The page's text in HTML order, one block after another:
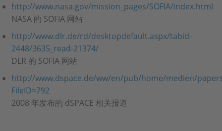
http://www.nasa.gov/mission_pages/SOFIA/index.html
NASA 的 SOFIA 网站
http://www.dlr.de/rd/desktopdefault.aspx/tabid-
2448/3635_read-21374/
DLR 的 SOFIA 网站
http://www.dspace.de/ww/en/pub/home/medien/
FileID=792
2008 年发布的 dSPACE 相关报道